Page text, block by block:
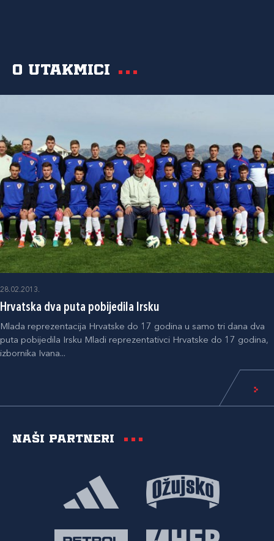
O utakmici
28.02.2013.
Hrvatska dva puta pobijedila Irsku
Mlada reprezentacija Hrvatske do 17 godina u samo tri dana dva
puta pobijedila Irsku Mladi reprezentativci Hrvatske do 17 godina,
izbornika Ivana...
Naši partneri